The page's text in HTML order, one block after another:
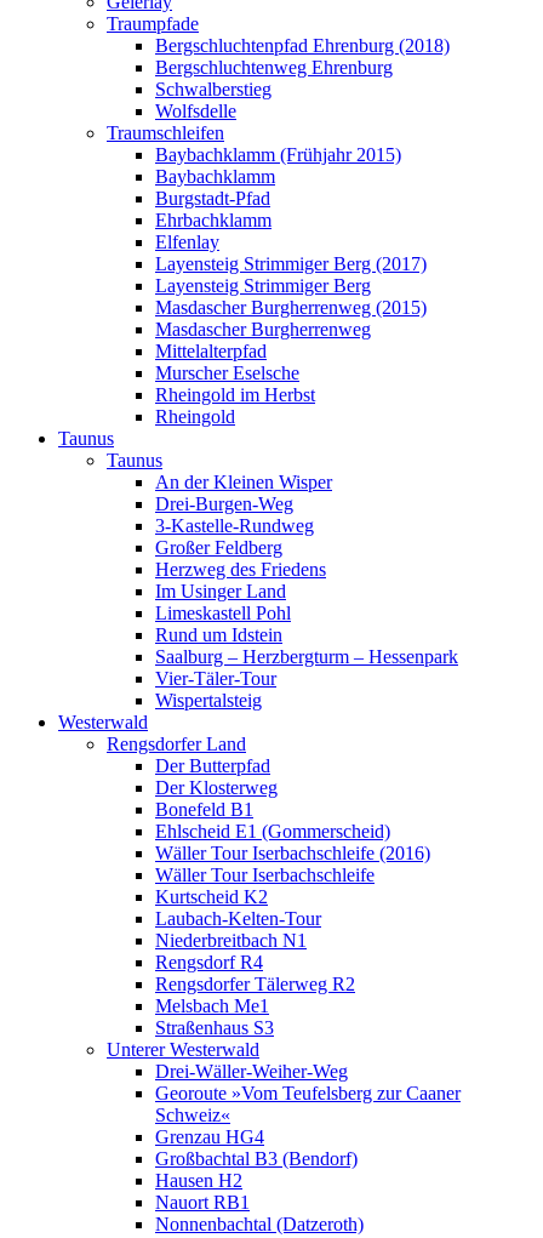
Traumpfade
Bergschluchtenpfad Ehrenburg (2018)
Bergschluchtenweg Ehrenburg
Schwalberstieg
Wolfsdelle
Traumschleifen
Baybachklamm (Frühjahr 2015)
Baybachklamm
Burgstadt-Pfad
Ehrbachklamm
Elfenlay
Layensteig Strimmiger Berg (2017)
Layensteig Strimmiger Berg
Masdascher Burgherrenweg (2015)
Masdascher Burgherrenweg
Mittelalterpfad
Murscher Eselsche
Rheingold im Herbst
Rheingold
Taunus
Taunus
An der Kleinen Wisper
Drei-Burgen-Weg
3-Kastelle-Rundweg
Großer Feldberg
Herzweg des Friedens
Im Usinger Land
Limeskastell Pohl
Rund um Idstein
Saalburg – Herzbergturm – Hessenpark
Vier-Täler-Tour
Wispertalsteig
Westerwald
Rengsdorfer Land
Der Butterpfad
Der Klosterweg
Bonefeld B1
Ehlscheid E1 (Gommerscheid)
Wäller Tour Iserbachschleife (2016)
Wäller Tour Iserbachschleife
Kurtscheid K2
Laubach-Kelten-Tour
Niederbreitbach N1
Rengsdorf R4
Rengsdorfer Tälerweg R2
Melsbach Me1
Straßenhaus S3
Unterer Westerwald
Drei-Wäller-Weiher-Weg
Georoute »Vom Teufelsberg zur Caaner
Schweiz«
Grenzau HG4
Großbachtal B3 (Bendorf)
Hausen H2
Nauort RB1
Nonnenbachtal (Datzeroth)